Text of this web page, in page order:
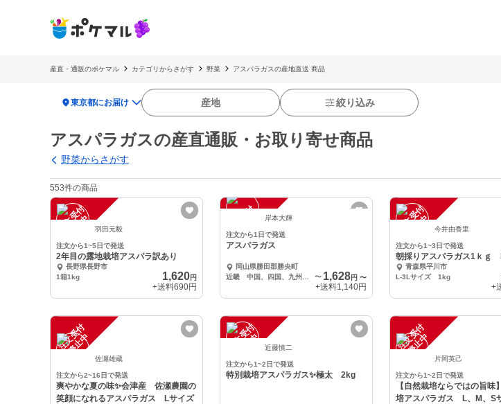
産直・通販のポケマル カテゴリからさがす 野菜 アスパラガスの産地直送 商品
location_on東京都にお届け 産地 絞り込み
アスパラガスの産直通販・お取り寄せ商品
野菜からさがす
553件の商品
注
文
受
付
停
止
中 羽田元毅
注文から1~5日で発送
2年目の露地栽培アスパラ訳あり
長野県長野市
1箱1kg
1,620円
+送料690円
注
文
受
付
停
止
中 岸本大輝
注文から1日で発送
アスパラガス
岡山県勝田郡勝央町
〜 1,628円 〜
+送料1,140円
注
文
受
付
停
止
中 今井由香里
注文から1~3日で発送
朝採りアスパラガス1ｋｇ
青森県平川市
L-3Lサイズ 1kg
+
注
文
受
付
停
止
中
佐瀬雄蔵
注文から2~16日で発送
爽やかな夏の味✨会津産 佐瀬農園の
笑顔になれるアスパラガス Lサイズ
注
文
受
付
停
止
中 近藤慎二
注文から1~2日で発送
特別栽培アスパラガス✨極太 2kg
注
文
受
付
停
止
中
片岡英己
注文から1~2日で発送
【自然栽培ならではの旨味
培アスパラガス L、M、S